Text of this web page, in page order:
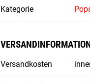
Kategorie
Versandkosten